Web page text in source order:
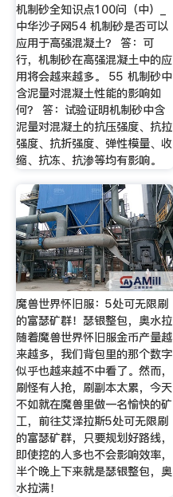
机制砂全知识点100问（中）_
中华沙子网54 机制砂是否可以
应用于高强混凝土？ 答：可
行，机制砂在高强混凝土中的应
用将会越来越多。 55 机制砂中
含泥量对混凝土性能的影响如
何？ 答：试验证明机制砂中含
泥量对混凝土的抗压强度、抗拉
强度、抗折强度、弹性模量、收
缩、抗冻、抗渗等均有影响。
魔兽世界怀旧服：5处可无限刷
的富瑟矿群！瑟银整包，奥水拉
随着魔兽世界怀旧服金币产量越
来越多，我们背包里的那个数字
似乎也越来越不中看了。然而，
刷怪有人抢，刷副本太累，今天
不如就在魔兽里做一名愉快的矿
工，前往艾泽拉斯5处可无限刷
的富瑟矿群，只要规划好路线，
即使挖的人多也不会影响效率，
半个晚上下来就是瑟银整包，奥
水拉满！